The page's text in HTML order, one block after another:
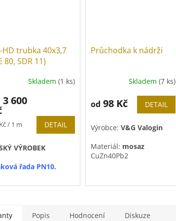
HD trubka 40x3,7
80, SDR 11)
Skladem(1 ks)
3 600
/ 1 m DETAIL
VÝROBEK
řada PN10.
pouze po celých
balení100m
Průchodka k nádrži
Skladem (7 ks)
od 98 Kč DETAIL
Výrobce:V&G Valogin
Materiál: mosaz
CuZn40Pb2
Popis Hodnocení Diskuze